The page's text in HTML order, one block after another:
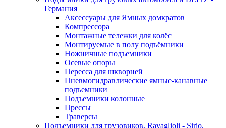
Германия
Аксессуары для Ямных домкратов
Компрессора
Монтажные тележки для колёс
Монтируемые в полу подъёмники
Ножничные подъемники
Осевые опоры
Пересса для шкворней
Пневмогидравлические ямные-канавные
подъемники
Подъемники колонные
Прессы
Траверсы
Подъемники для грузовиков, Ravaglioli - Sirio,